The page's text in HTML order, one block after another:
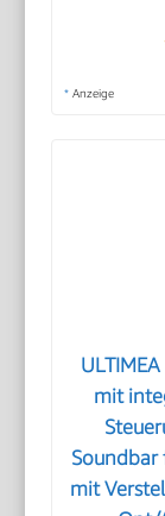
* Anzeige
mit
Soundbar
mit